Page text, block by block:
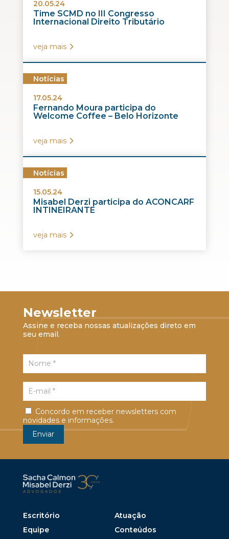
20.05.24
Time SCMD no III Congresso
Internacional Direito Tributário
veja mais
Notícias
17.05.24
Fernando Moura participa do
Welcome Coffee – Belo Horizonte
veja mais
Notícias
15.05.24
Misabel Derzi participa do ACONCARF
INTINEIRANTE
veja mais
Newsletter
Assine e receba nossas atualizações direto em
seu email.
Concordo em receber newsletters com
novidades e informações.
Escritório
Atuação
Equipe
Conteúdos